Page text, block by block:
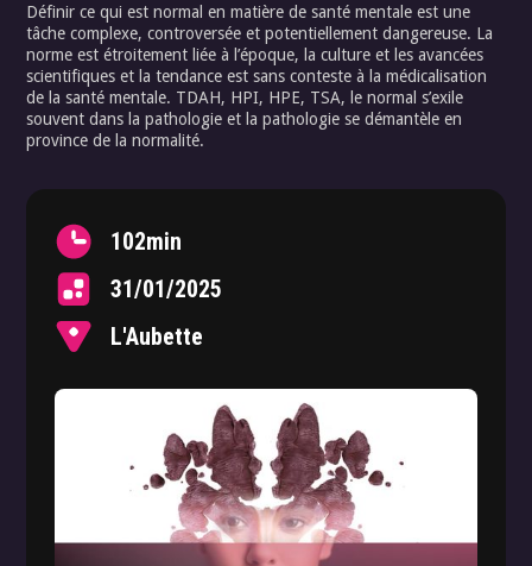
Définir ce qui est normal en matière de santé mentale est une
tâche complexe, controversée et potentiellement dangereuse. La
norme est étroitement liée à l’époque, la culture et les avancées
scientifiques et la tendance est sans conteste à la médicalisation
de la santé mentale. TDAH, HPI, HPE, TSA, le normal s’exile
souvent dans la pathologie et la pathologie se démantèle en
province de la normalité.
102min
31/01/2025
L'Aubette